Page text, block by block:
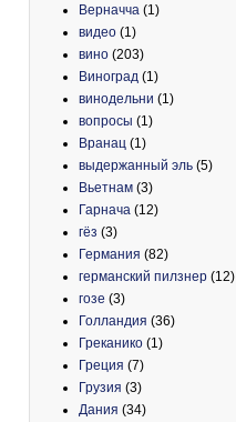
Верначча (1)
видео (1)
вино (203)
Виноград (1)
винодельни (1)
вопросы (1)
Вранац (1)
выдержанный эль (5)
Вьетнам (3)
Гарнача (12)
гёз (3)
Германия (82)
германский пилзнер (12)
гозе (3)
Голландия (36)
Греканико (1)
Греция (7)
Грузия (3)
Дания (34)